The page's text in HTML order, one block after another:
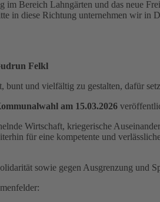
im Bereich Lahngärten und das neue
in diese Richtung unternehmen wir
Felkl
und vielfältig zu gestalten, dafür
am 15.03.2026
Wirtschaft, kriegerische
für eine kompetente und
sowie gegen Ausgrenzung und